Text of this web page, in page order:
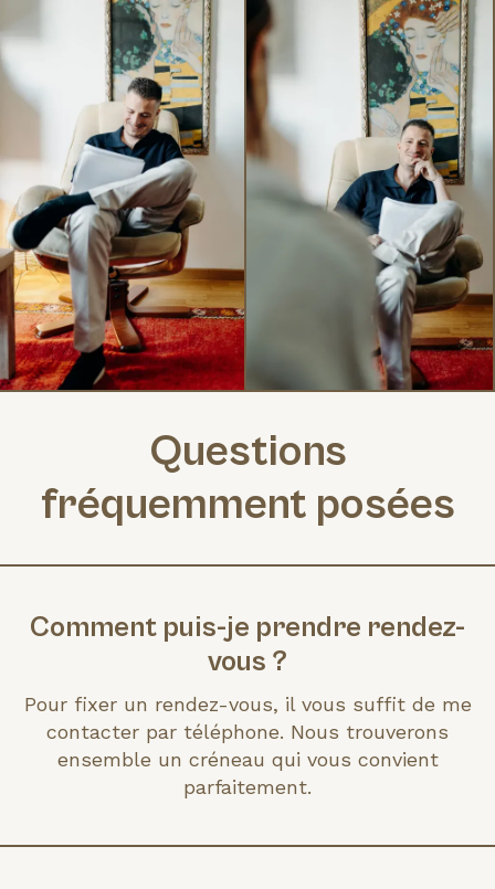
Questions
fréquemment posées
Comment puis-je prendre rendez-
vous ?
Pour fixer un rendez-vous, il vous suffit de me
contacter par téléphone. Nous trouverons
ensemble un créneau qui vous convient
parfaitement.